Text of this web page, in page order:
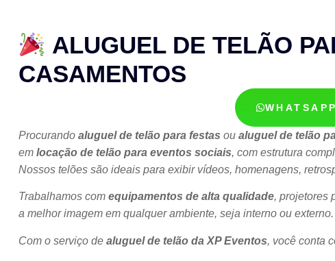
ALUGUEL DE TELÃO
CASAMENTOS
WHATSAPP
Procurando aluguel de telão para festas ou aluguel de telão
em locação de telão para eventos sociais, com estrutura
Nossos telões são ideais para exibir vídeos, homenagens,
Trabalhamos com equipamentos de alta qualidade, projetores
a melhor imagem em qualquer ambiente, seja interno ou externo.
Com o serviço de aluguel de telão da XP Eventos, você conta